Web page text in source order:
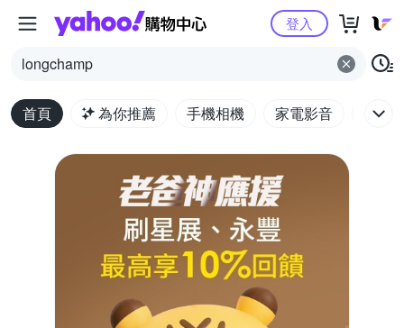
Yahoo購物中心
longchamp
登入
首頁 為你推薦 手機相機 家電影音 電腦